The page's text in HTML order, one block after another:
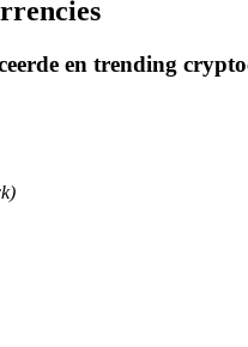
houders
en trending